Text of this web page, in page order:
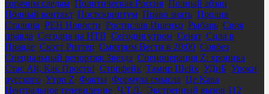
горячим следам Политическая Россия Полный абзац
Полный контакт, Постскриптум Право знать Пролив
Сталина РЕН Новости Ростислав Ищенко Рыбарь Своя
правда Сегодня на НТВ Сегодня утром Сенат, Сила в
Правде Скотт Риттер Смотрим Вести в 20:00 Совбез
Специальный репортаж Звезда Спецоперация Z: хроника
Стас Ай, Как Просто! Стопфейк Тамир Шейх УДнБ Уроки
русского Утро Z Факты Формула смысла Це Кава
Центральное телевидение Ч.Т.Д. Экстренный вызов 112